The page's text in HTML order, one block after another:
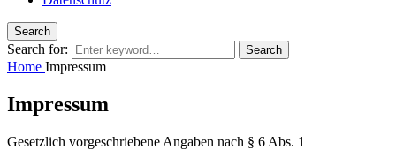
Search
Search for: Search
Home Impressum
Impressum
Gesetzlich vorgeschriebene Angaben nach § 6 Abs. 1